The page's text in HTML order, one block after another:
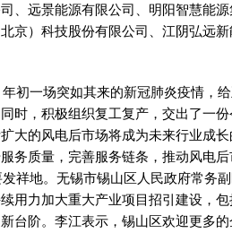
、远景能源有限公司、明阳智慧能
）科技股份有限公司、江阴弘远
场突如其来的新冠肺炎疫情，给
，积极组织复工复产，交出了一
大的风电后市场将成为未来行业成
务质量，完善服务链条，推动风电后
地。无锡市锡山区人民政府常务
用力加大重大产业项目招引建设，
阶。李江表示，锡山区欢迎更多